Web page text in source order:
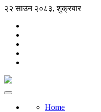
२२ साउन २०८३, शुक्रबार
Home